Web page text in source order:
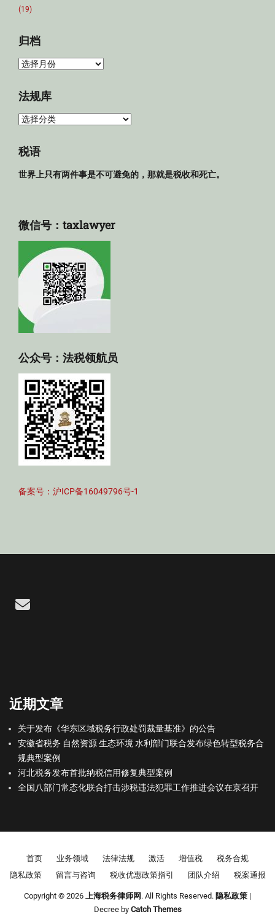
(19)
归档
归
法规库
法
库
税语
世界上只有两件事是不可避免的，那就是税收和死亡。
微信号：taxlawyer
公众号：法税领航员
备案号：沪ICP备16049796号-1
Email
近期文章
关于发布《华东区域税务行政处罚裁量基准》的公告
安徽省税务 自然资源 生态环境 水利部门联合发布绿色转型税务合
规典型案例
河北税务发布首批纳税信用修复典型案例
全国八部门常态化联合打击涉税违法犯罪工作推进会议在京召开
Footer menu
首页 业务领域 法律法规 激活 增值税
税务合规
隐私政策
留言与咨询 税收优惠政策指引 团队介绍 税案通报
Copyright © 2026 上海税务律师网 . All Rights Reserved. 隐私政策 |
Decree by Catch Themes